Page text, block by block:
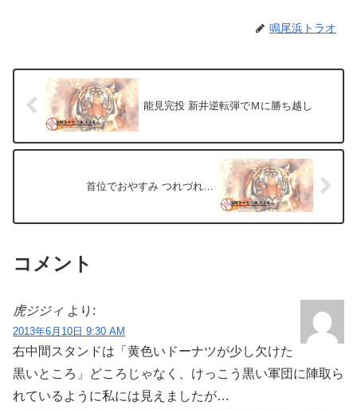
鳴尾浜トラオ
能見完投 新井逆転弾でＭに勝ち越し
首位でおやすみ つれづれ…
コメント
虎ジジィ より:
2013年6月10日 9:30 AM
右中間スタンドは「黄色いドーナツが少し欠けた
黒いところ」どころじゃなく、けっこう黒い軍団に陣取ら
れているように私には見えましたが…